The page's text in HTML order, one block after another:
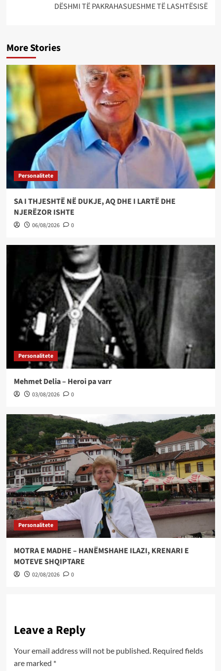
DËSHMI TË PAKRAHASUESHME TË LASHTËSISË
More Stories
Personalitete
SA I THJESHTË NË DUKJE, AQ DHE I LARTË DHE
NJERËZOR ISHTE
06/08/2026 0
Personalitete
Mehmet Delia – Heroi pa varr
03/08/2026 0
Personalitete
MOTRA E MADHE – HANËMSHAHE ILAZI, KRENARI E
MOTEVE SHQIPTARE
02/08/2026 0
Leave a Reply
Your email address will not be published. Required fields
are marked *